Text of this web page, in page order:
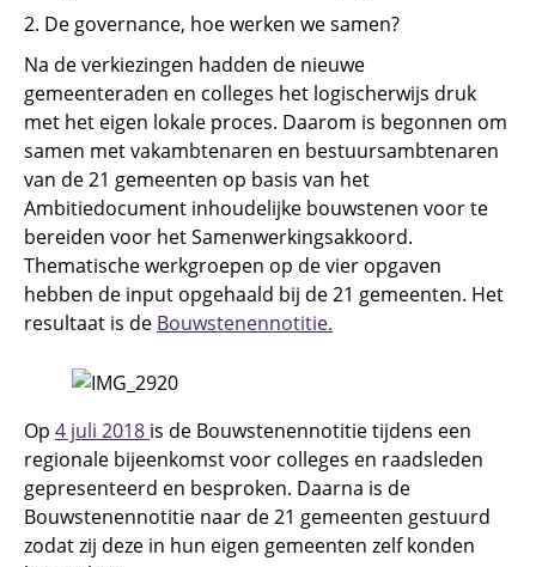
2. De governance, hoe werken we samen?
Na de verkiezingen hadden de nieuwe
gemeenteraden en colleges het logischerwijs druk
met het eigen lokale proces. Daarom is begonnen om
samen met vakambtenaren en bestuursambtenaren
van de 21 gemeenten op basis van het
Ambitiedocument inhoudelijke bouwstenen voor te
bereiden voor het Samenwerkingsakkoord.
Thematische werkgroepen op de vier opgaven
hebben de input opgehaald bij de 21 gemeenten. Het
resultaat is de Bouwstenennotitie.
Op 4 juli 2018 is de Bouwstenennotitie tijdens een
regionale bijeenkomst voor colleges en raadsleden
gepresenteerd en besproken. Daarna is de
Bouwstenennotitie naar de 21 gemeenten gestuurd
zodat zij deze in hun eigen gemeenten zelf konden